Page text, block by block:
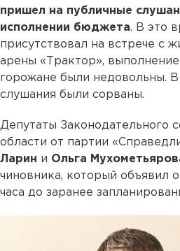
пришел на публичные
исполнении бюджета. В это
присутствовал на встрече с
арены «Трактор»,
горожане были недовольны. В
слушания были сорваны.
Депутаты Законодательного
области от партии
Ларин и Ольга
чиновника, который объявил
часа до заранее